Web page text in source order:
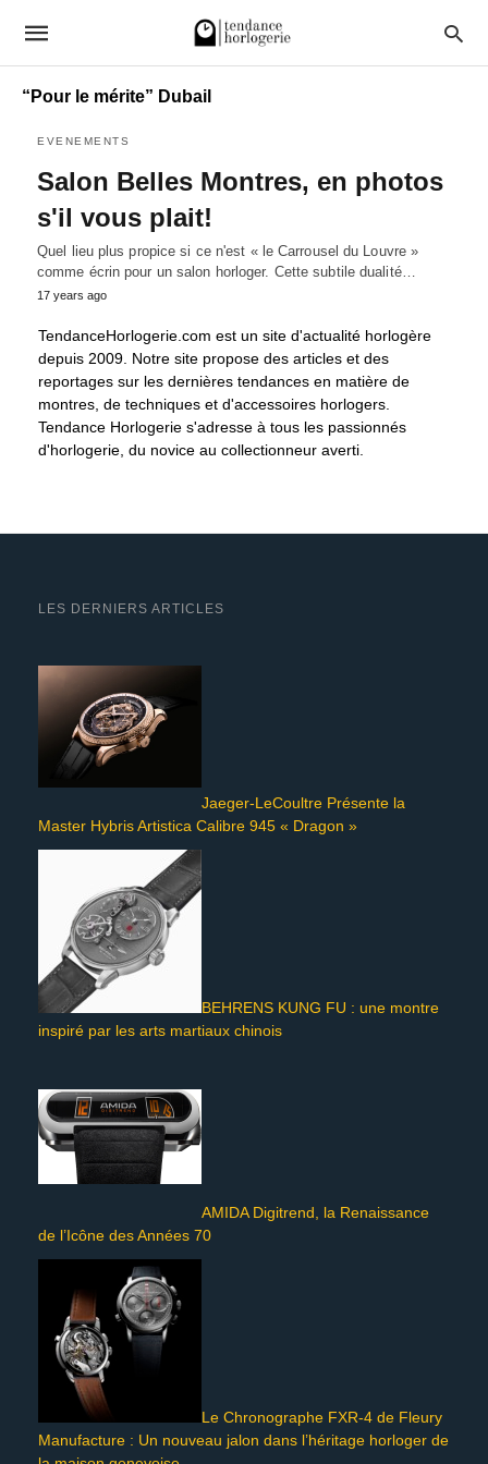
“Pour le mérite” Dubail
EVENEMENTS
Salon Belles Montres, en photos
s'il vous plait!
Quel lieu plus propice si ce n'est « le Carrousel du Louvre »
comme écrin pour un salon horloger. Cette subtile dualité…
17 years ago
TendanceHorlogerie.com est un site d'actualité horlogère
depuis 2009. Notre site propose des articles et des
reportages sur les dernières tendances en matière de
montres, de techniques et d'accessoires horlogers.
Tendance Horlogerie s'adresse à tous les passionnés
d'horlogerie, du novice au collectionneur averti.
LES DERNIERS ARTICLES
Jaeger-LeCoultre Présente la
Master Hybris Artistica Calibre 945 « Dragon »
BEHRENS KUNG FU : une montre
inspiré par les arts martiaux chinois
AMIDA Digitrend, la Renaissance
de l’Icône des Années 70
Le Chronographe FXR-4 de Fleury
Manufacture : Un nouveau jalon dans l’héritage horloger de